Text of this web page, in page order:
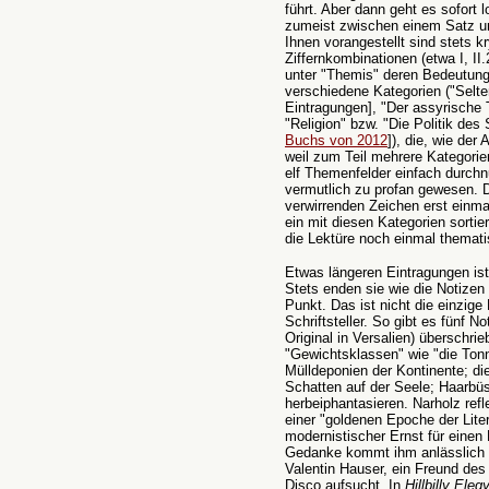
führt. Aber dann geht es sofort
zumeist zwischen einem Satz
Ihnen vorangestellt sind stets
Ziffernkombinationen (etwa I,
unter "Themis" deren
verschiedene Kategorien
Eintragungen], "Der
"Religion" bzw. "Die Politik des
Buchs von 2012]), die, wie der
weil zum Teil mehrere
elf Themenfelder einfach
vermutlich zu profan gewesen.
verwirrenden Zeichen erst
ein mit diesen Kategorien
die Lektüre noch einmal
Etwas längeren Eintragungen
Stets enden sie wie die
Punkt. Das ist nicht die einzige
Schriftsteller. So gibt es fünf
Original in Versalien)
"Gewichtsklassen" wie "die
Mülldeponien der Kontinente;
Schatten auf der Seele;
herbeiphantasieren. Narholz
einer "goldenen Epoche der
modernistischer Ernst für
Gedanke kommt ihm
Valentin Hauser, ein Freund
Disco aufsucht. In Hillbilly Elegy